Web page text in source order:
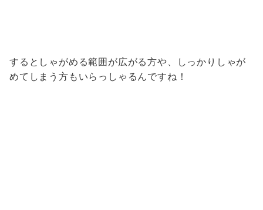
するとしゃがめる範囲が広がる方や、しっかりしゃが
めてしまう方もいらっしゃるんですね！